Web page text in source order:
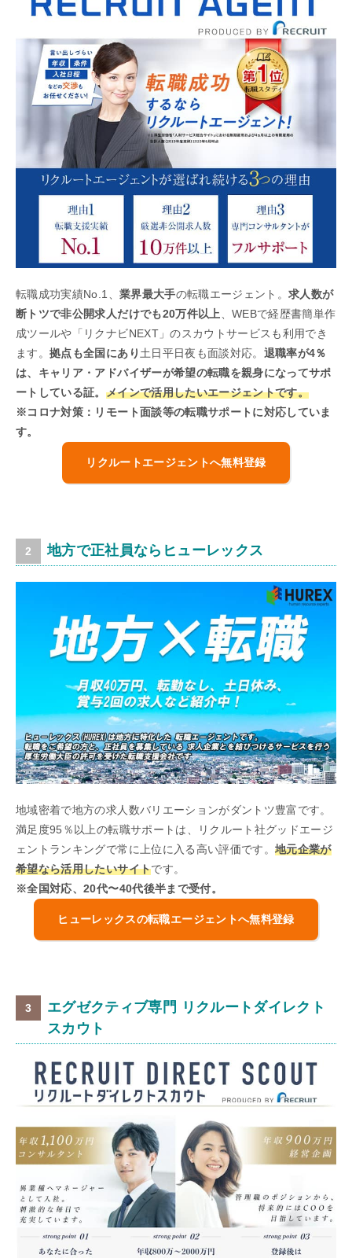
転職成功実績No.1、 業界最大手の転職エージェント。求人数が
断トツで非公開求人だけでも20万件以上、WEBで経歴書簡単作
成ツールや「リクナビNEXT」のスカウトサービスも利用でき
ます。拠点も全国にあり土日平日夜も面談対応。 退職率が4％
は、キャリア・アドバイザーが希望の転職を親身になってサポ
ートしている証。 メインで活用したいエージェントです。
※コロナ対策：リモート面談等の転職サポートに対応していま
す。
リクルートエージェントへ無料登録
地方で正社員ならヒューレックス
地域密着で地方の求人数バリエーションがダントツ豊富です。
満足度95％以上の転職サポートは、リクルート社グッドエージ
ェントランキングで常に上位に入る高い評価です。地元企業が
希望なら活用したいサイトです。
※全国対応、20代〜40代後半まで受付。
ヒューレックスの転職エージェントへ無料登録
エグゼクティブ専門 リクルートダイレクト
スカウト